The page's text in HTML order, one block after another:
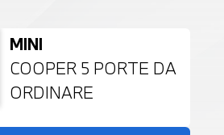
MINI
COOPER 5 PORTE DA
ORDINARE